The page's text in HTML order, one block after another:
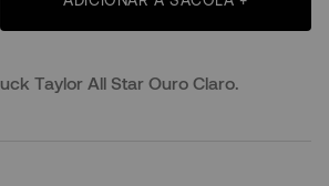
Taylor All Star Ouro Claro.